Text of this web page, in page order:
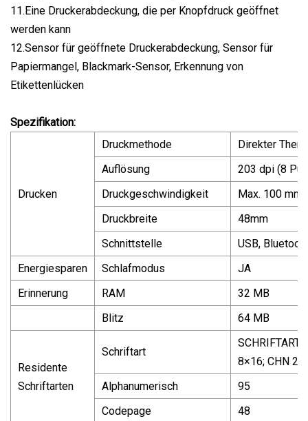
11.Eine Druckerabdeckung, die per Knopfdruck geöffnet
werden kann
12.Sensor für geöffnete Druckerabdeckung, Sensor für
Papiermangel, Blackmark-Sensor, Erkennung von
Etikettenlücken
Spezifikation:
Drucken
Druckmethode
Direkter
Auflösung
203 dpi (8
Druckgeschwindigkeit
Max. 100
Druckbreite
48mm
Schnittstelle
USB,
Energiesparen
Schlafmodus
JA
Erinnerung
RAM
32 MB
Blitz
64 MB
Residente
Schriftarten
Schriftart
SCHRIFTART
8×16; CHN
Alphanumerisch
95
Codepage
48